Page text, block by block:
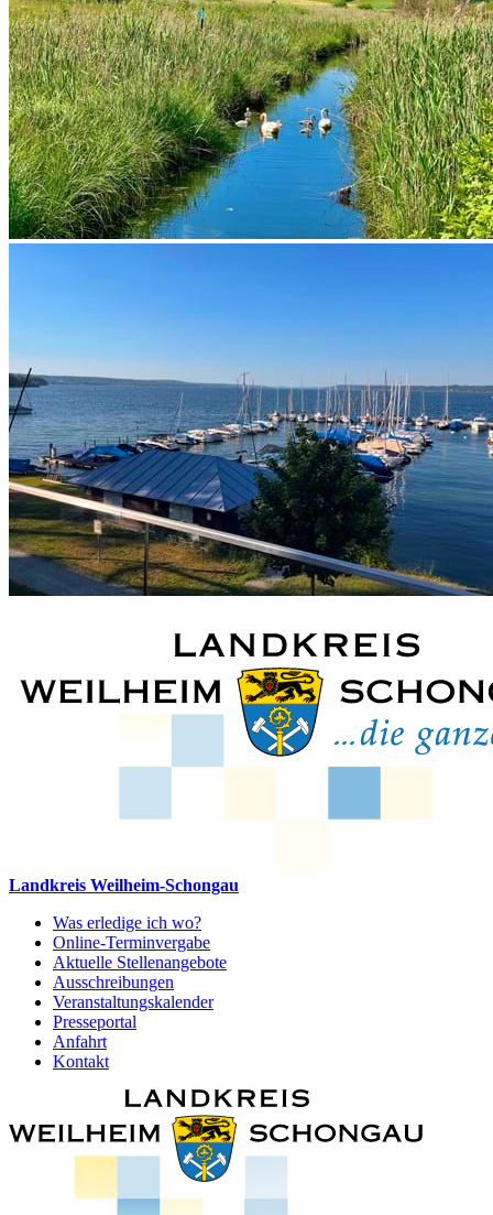
Landkreis Weilheim-Schongau
Was erledige ich wo?
Online-Terminvergabe
Aktuelle Stellenangebote
Ausschreibungen
Veranstaltungskalender
Presseportal
Anfahrt
Kontakt